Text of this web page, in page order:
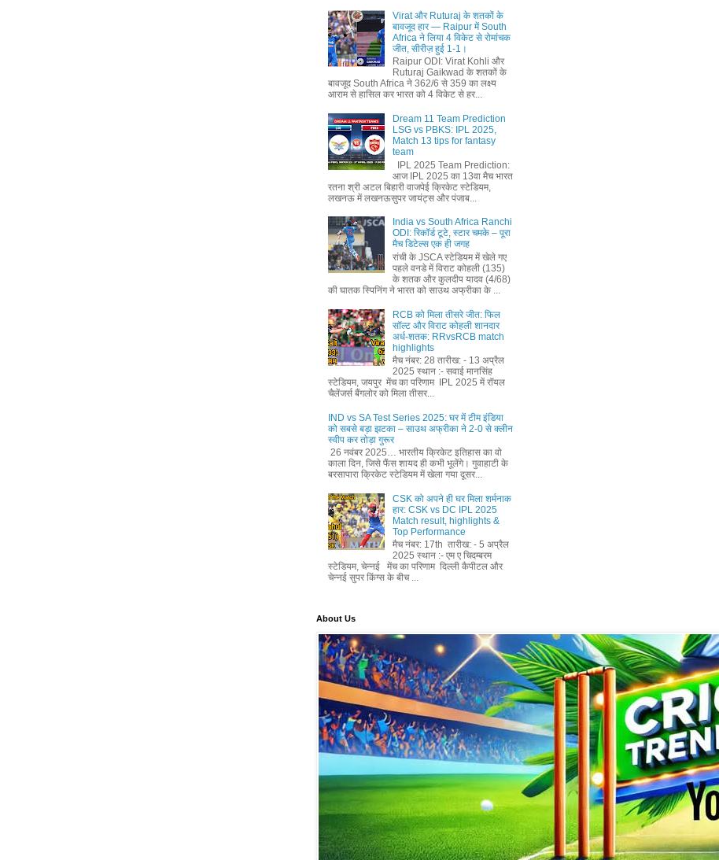
Virat और Ruturaj के शतकों के
बावजूद हार — Raipur में South
Africa ने लिया 4 विकेट से रोमांचक
जीत, सीरीज़ हुई 1-1।
Raipur ODI: Virat Kohli और
Ruturaj Gaikwad के शतकों के
बावजूद South Africa ने 362/6 से 359 का लक्ष्‍य
आराम से हासिल कर भारत को 4 विकेट से हर...
Dream 11 Team Prediction
LSG vs PBKS: IPL 2025,
Match 13 tips for fantasy
team
IPL 2025 Team Prediction:
आज IPL 2025 का 13वा मैच भारत
रतना श्री अटल बिहारी वाजपेई क्रिकेट स्टेडियम,
लखनऊ में लखनऊसुपर जायंट्स और पंजाब...
India vs South Africa Ranchi
ODI: रिकॉर्ड टूटे, स्टार चमके – पूरा
मैच डिटेल्स एक ही जगह
रांची के JSCA स्टेडियम में खेले गए
पहले वनडे में विराट कोहली (135)
के शतक और कुलदीप यादव (4/68)
की घातक स्पिनिंग ने भारत को साउथ अफ्रीका के ...
RCB को मिला तीसरे जीत: फिल
सॉल्ट और विराट कोहली शानदार
अर्ध-शतक: RRvsRCB match
highlights
मैच नंबर: 28 तारीख: - 13 अप्रैल
2025 स्थान :- सवाई मानसिंह
स्टेडियम, जयपुर मेंच का परिणाम IPL 2025 में रॉयल
चैलेंजर्स बैंगलोर को मिला तीसर...
IND vs SA Test Series 2025: घर में टीम इंडिया
को सबसे बड़ा झटका – साउथ अफ्रीका ने 2-0 से क्लीन
स्वीप कर तोड़ा गुरूर
26 नवंबर 2025… भारतीय क्रिकेट इतिहास का वो
काला दिन, जिसे फैंस शायद ही कभी भूलेंगे। गुवाहाटी के
बरसापारा क्रिकेट स्टेडियम में खेला गया दूसर...
CSK को अपने ही घर मिला शर्मनाक
हार: CSK vs DC IPL 2025
Match result, highlights &
Top Performance
मैच नंबर: 17th तारीख: - 5 अप्रैल
2025 स्थान :- एम ए चिदम्बरम
स्टेडियम, चेन्नई मेंच का परिणाम दिल्ली कैपीटल और
चेन्नई सुपर किंग्स के बीच ...
About Us